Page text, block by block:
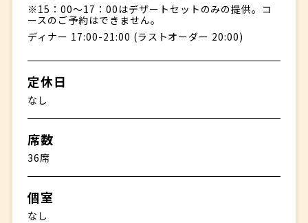
※15：00～17：00はデザートセットのみの提供。コ
ースのご予約はできません。
ディナー 17:00-21:00 (ラストオーダー 20:00)
定休日
なし
席数
36席
個室
なし